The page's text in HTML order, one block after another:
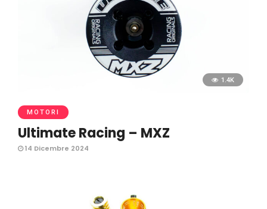
1.4K
MOTORI
Ultimate Racing – MXZ
14 Dicembre 2024